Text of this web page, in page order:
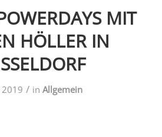
MIT
HÖLLER IN
2019 / inAllgemein